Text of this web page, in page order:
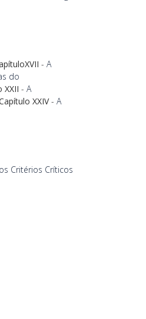
- A
do
XXII - A
XXIV- A
Critérios Críticos